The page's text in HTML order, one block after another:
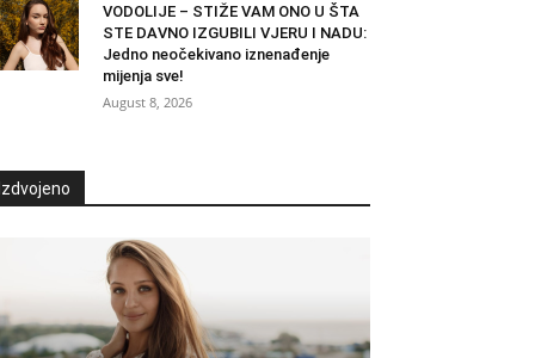
VODOLIJE – STIŽE VAM ONO U ŠTA
STE DAVNO IZGUBILI VJERU I NADU:
Jedno neočekivano iznenađenje
mijenja sve!
August 8, 2026